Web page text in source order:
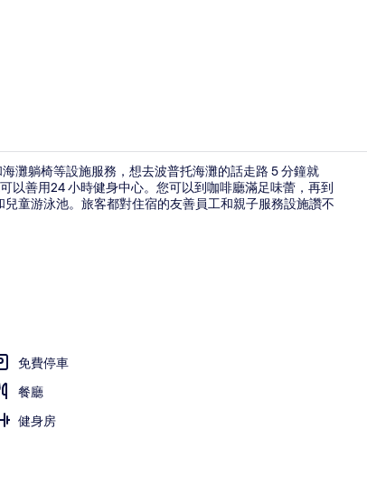
灘躺椅等設施服務，想去波普托海灘的話走路 5 分鐘就
以善用24 小時健身中心。您可以到咖啡廳滿足味蕾，再到
童游泳池。旅客都對住宿的友善員工和親子服務設施讚不
免費停車
餐廳
健身房